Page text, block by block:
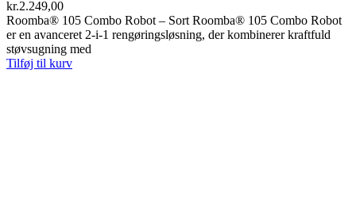
kr.2.249,00
Roomba® 105 Combo Robot – Sort Roomba® 105 Combo Robot
er en avanceret 2-i-1 rengøringsløsning, der kombinerer kraftfuld
støvsugning med
Tilføj til kurv